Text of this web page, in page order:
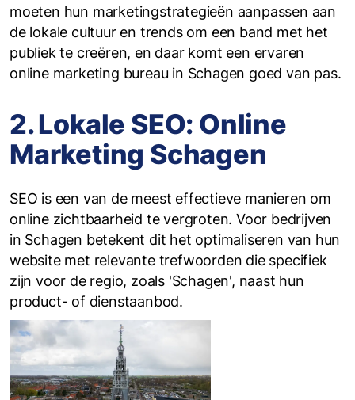
moeten hun marketingstrategieën aanpassen aan
de lokale cultuur en trends om een band met het
publiek te creëren, en daar komt een ervaren
online marketing bureau in Schagen goed van pas.
2. Lokale SEO: Online
Marketing Schagen
SEO is een van de meest effectieve manieren om
online zichtbaarheid te vergroten. Voor bedrijven
in Schagen betekent dit het optimaliseren van hun
website met relevante trefwoorden die specifiek
zijn voor de regio, zoals 'Schagen', naast hun
product- of dienstaanbod.